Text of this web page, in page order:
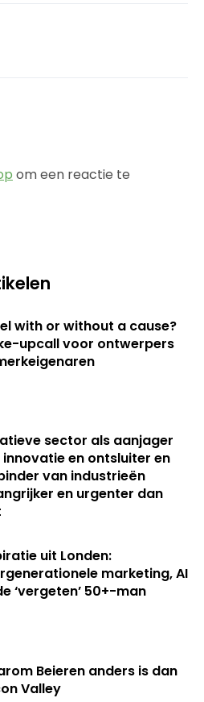
om een reactie te
with or without a cause?
upcall voor ontwerpers
sector als aanjager
en ontsluiter en
van industrieën
en urgenter dan
uit Londen:
marketing, AI
‘vergeten’ 50+-man
Beieren anders is dan
Valley